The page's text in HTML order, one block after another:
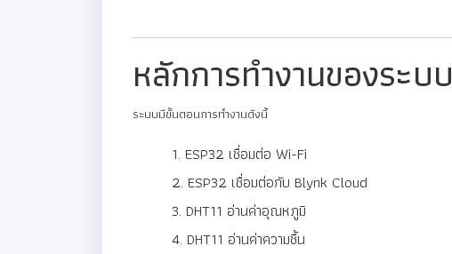
หลักการทำงานของระบบ
ระบบมีขั้นตอนการทำงานดังนี้
ESP32 เชื่อมต่อ Wi-Fi
ESP32 เชื่อมต่อกับ Blynk Cloud
DHT11 อ่านค่าอุณหภูมิ
DHT11 อ่านค่าความชื้น